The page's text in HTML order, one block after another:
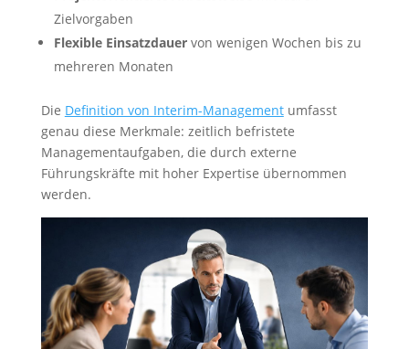
Zielvorgaben
Flexible Einsatzdauervon wenigen Wochen bis zu
mehreren Monaten
Die Definition von Interim-Managementumfasst
genau diese Merkmale: zeitlich befristete
Managementaufgaben, die durch externe
Führungskräfte mit hoher Expertise übernommen
werden.